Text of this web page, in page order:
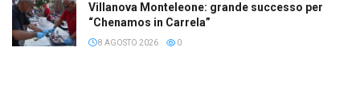
Villanova Monteleone: grande successo per
“Chenamos in Carrela”
8 AGOSTO 2026 0